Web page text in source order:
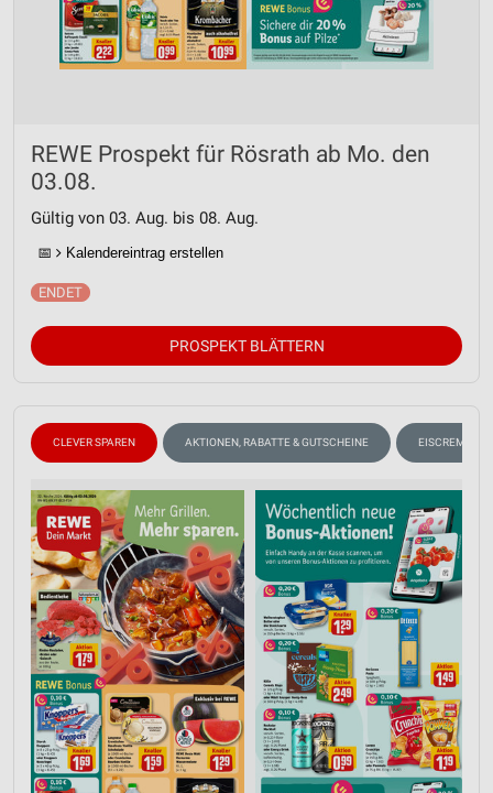
REWE Prospekt für Rösrath ab Mo. den
03.08.
Gültig von 03. Aug. bis 08. Aug.
📅 Kalendereintrag erstellen
PROSPEKT BLÄTTERN
CLEVER SPAREN AKTIONEN, RABATTE & GUTSCHEINE EISCREME